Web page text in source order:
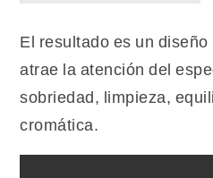
El resultado es un
atrae la atención del
sobriedad, limpieza,
cromática.